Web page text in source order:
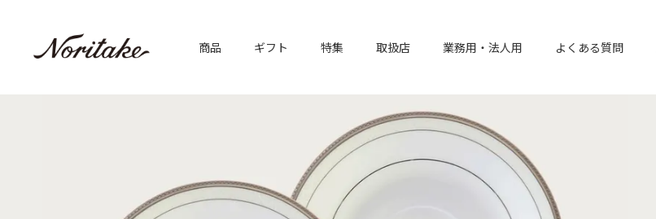
商品 ギフト 特集 取扱店 業務用・法人用 よくある質問